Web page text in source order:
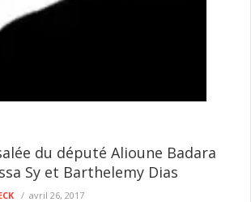
...
lire plus
du député Alioune Badara
Sy et Barthelemy Dias
avril 26, 2017